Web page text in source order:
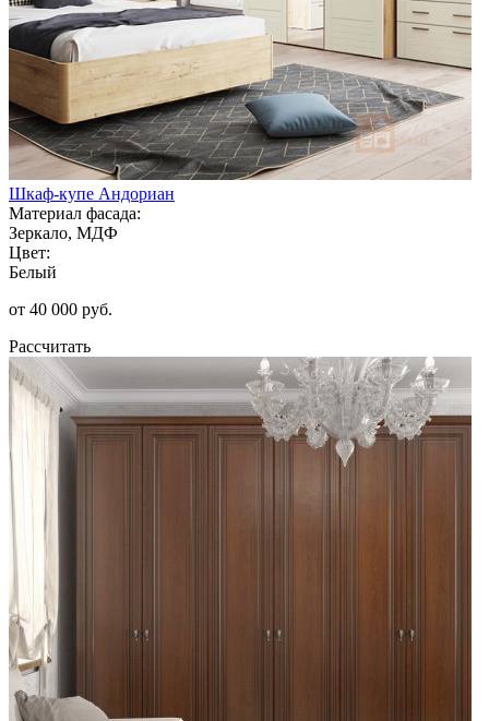
Шкаф-купе Андориан
Материал фасада:
Зеркало, МДФ
Цвет:
Белый
от 40 000 руб.
Рассчитать